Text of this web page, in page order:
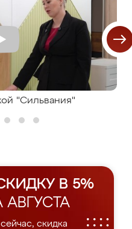
"Сильвания"
В 5%
скидка